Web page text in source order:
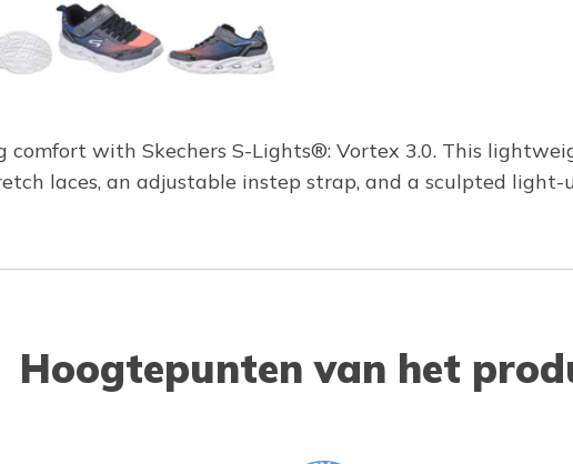
with Skechers S-Lights®: Vortex 3.0. This
laces, an adjustable instep strap, and a sculpted
Hoogtepunten van het